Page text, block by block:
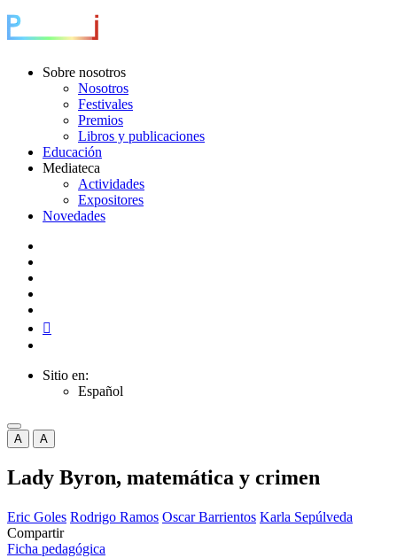
Sobre nosotros
Nosotros
Festivales
Premios
Libros y publicaciones
Educación
Mediateca
Actividades
Expositores
Novedades
Sitio en:
Español
A A
Lady Byron, matemática y crimen
Eric Goles Rodrigo Ramos Oscar Barrientos Karla Sepúlveda
Compartir
Ficha pedagógica